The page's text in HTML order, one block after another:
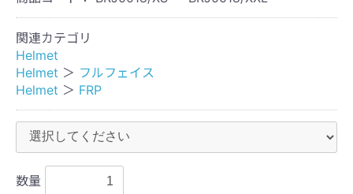
関連カテゴリ
Helmet
Helmet ＞ フルフェイス
Helmet ＞ FRP
数量